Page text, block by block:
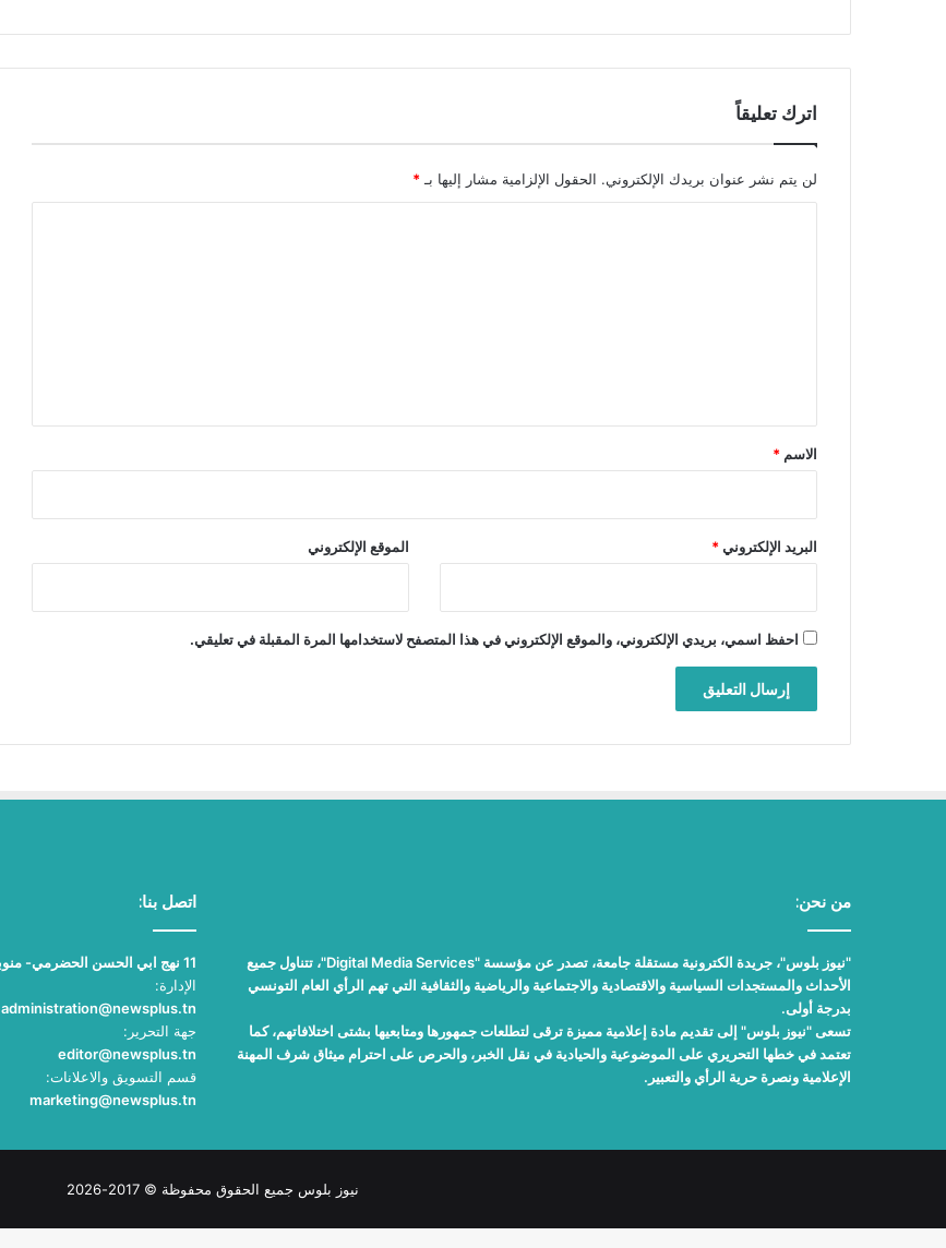
اترك تعليقاً
لن يتم نشر عنوان بريدك الإلكتروني. الحقول الإلزامية مشار إليها بـ*
*
الاسم *
البريد الإلكتروني* الموقع الإلكتروني
احفظ اسمي، بريدي الإلكتروني، والموقع الإلكتروني في هذا المتصفح لاستخدامها المرة المقبلة في تعليقي.
من نحن:
"نيوز بلوس"، جريدة الكترونية مستقلة جامعة، تصدر عن مؤسسة "Digital Media Services"، تتناول جميع
الأحداث والمستجدات السياسية والاقتصادية والاجتماعية والرياضية والثقافية التي تهم الرأي العام التونسي
بدرجة أولى.
تسعى "نيوز بلوس" إلى تقديم مادة إعلامية مميزة ترقى لتطلعات جمهورها ومتابعيها بشتى اختلافاتهم، كما
تعتمد في خطها التحريري على الموضوعية والحيادية في نقل الخبر، والحرص على احترام ميثاق شرف المهنة
الإعلامية ونصرة حرية الرأي والتعبير.
اتصل بنا:
11 نهج ابي الحسن الحضرمي- منوبة - تونس
الإدارة:
administration@newsplus.tn
جهة التحرير:
editor@newsplus.tn
قسم التسويق والاعلانات:
marketing@newsplus.tn
نيوز بلوس جميع الحقوق محفوظة © 2017-2026